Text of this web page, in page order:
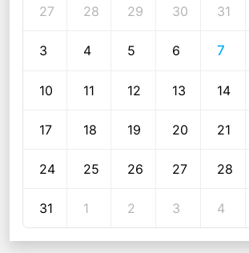
27 28 29 30 31
3 4 5 6 7
10 11 12 13 14
17 18 19 20 21
24 25 26 27 28
31 1 2 3 4